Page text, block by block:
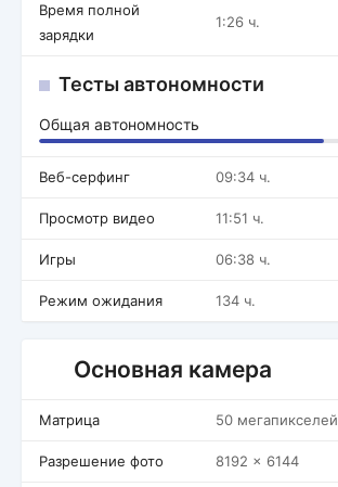
Время полной
зарядки
1:26 ч.
Тесты автономности
Общая автономность
Веб-серфинг 09:34 ч.
Просмотр видео 11:51 ч.
Игры 06:38 ч.
Режим ожидания 134 ч.
Основная камера
Матрица 50 мегапикселей
Разрешение фото 8192 x 6144